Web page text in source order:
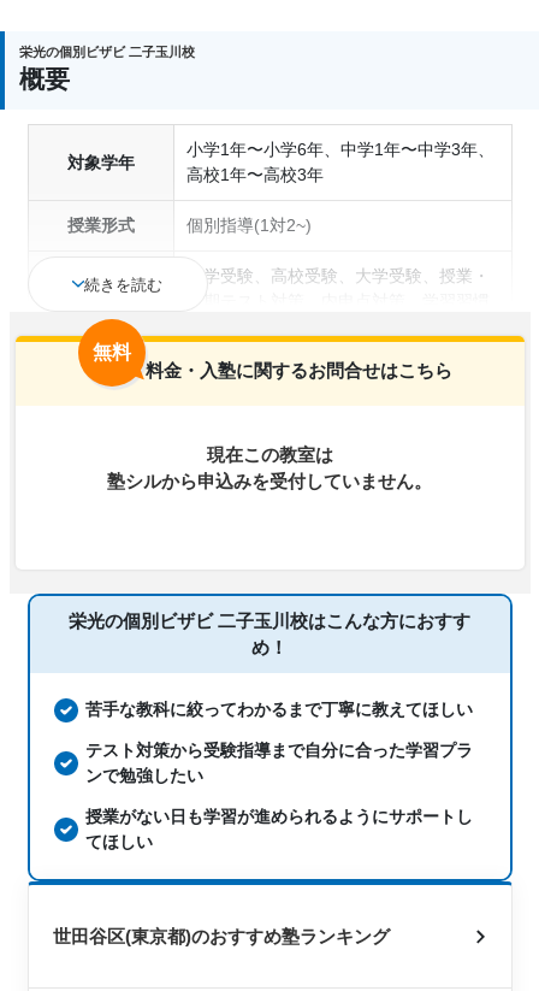
栄光の個別ビザビ 二子玉川校
概要
対象学年
小学1年〜小学6年、中学1年〜中学3年、
高校1年〜高校3年
授業形式 個別指導(1対2~)
中学受験、高校受験、大学受験、授業・
中高一貫校生に対応、1科目から受講可
科目
続きを読む
無料
料金・入塾に関するお問合せはこちら
現在この教室は
塾シルから申込みを受付していません。
栄光の個別ビザビ 二子玉川校はこんな方におすす
め！
苦手な教科に絞ってわかるまで丁寧に教えてほしい
テスト対策から受験指導まで自分に合った学習プラ
ンで勉強したい
授業がない日も学習が進められるようにサポートし
てほしい
世田谷区(東京都)のおすすめ塾ランキング